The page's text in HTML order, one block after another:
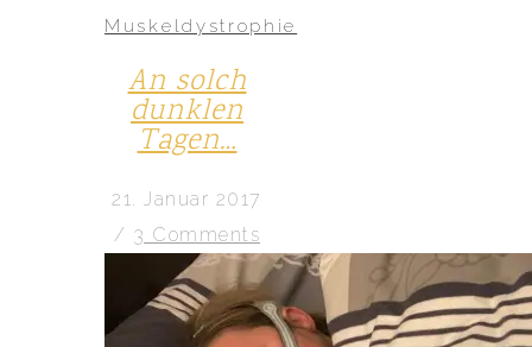
Muskeldystrophie
An solch
dunklen
Tagen…
21. Januar 2017
/ 3 Comments